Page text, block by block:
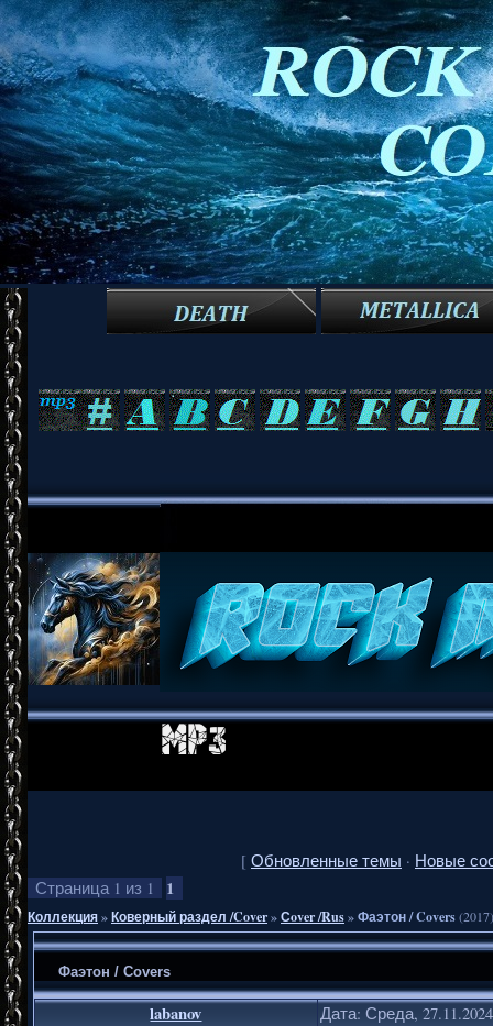
[ Обновленные темы · Новые
Страница 1 из 1 1
Коллекция»Коверный раздел /Cover»Сover /Rus»Фаэтон / Covers(2017)
Фаэтон / Covers
labanov Дата: Среда,